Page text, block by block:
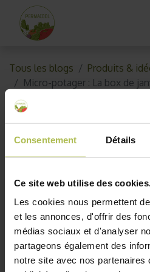
Consentement Détails
Ce site web utilise des cookies.
Les cookies nous permettent
et les annonces, d'offrir des
médias sociaux et d'analyser
partageons également des
notre site avec nos partenaires
Tous les blogs
Produits &
Micro-potager : La box de
Micro-potager :
janvier